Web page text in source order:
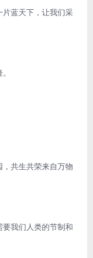
蓝天下，让我们采
共生共荣来自万物
我们人类的节制和